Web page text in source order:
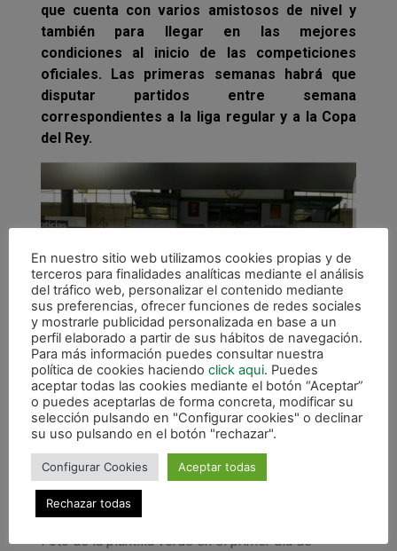
que cuenta con varios amistosos de nivel y
también para llegar en las mejores
condiciones al inicio de las competiciones
oficiales. Las primeras semanas habrá que
disputar partidos entre semana
correspondientes a la liga regular y a la Copa
del Rey.
Foto de la plantilla verde en el primer día de
En nuestro sitio web utilizamos cookies propias y de
terceros para finalidades analíticas mediante el análisis
del tráfico web, personalizar el contenido mediante
sus preferencias, ofrecer funciones de redes sociales
y mostrarle publicidad personalizada en base a un
perfil elaborado a partir de sus hábitos de navegación.
Para más información puedes consultar nuestra
política de cookies haciendo click aqui. Puedes
aceptar todas las cookies mediante el botón “Aceptar”
o puedes aceptarlas de forma concreta, modificar su
selección pulsando en "Configurar cookies" o declinar
su uso pulsando en el botón "rechazar".
Configurar Cookies Aceptar todas
Rechazar todas